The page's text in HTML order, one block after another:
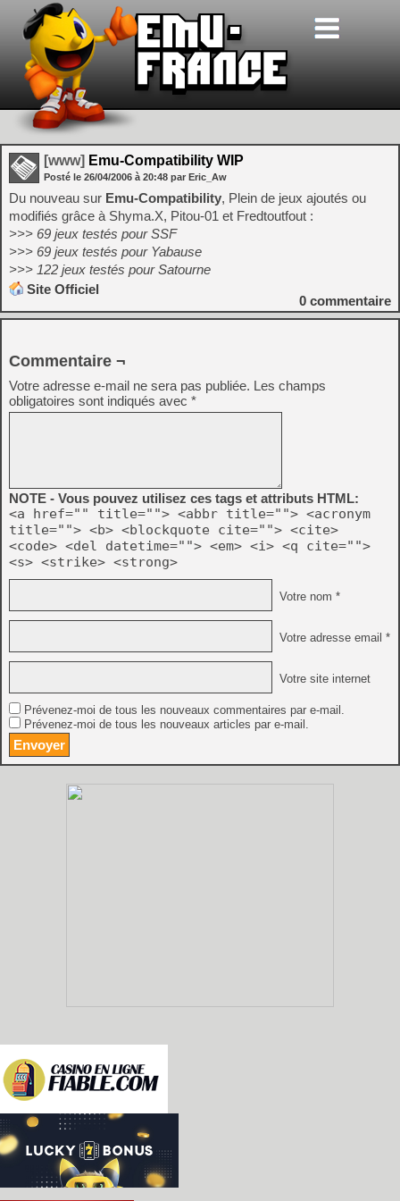
[www] Emu-Compatibility WIP
Posté le 26/04/2006 à 20:48 par Eric_Aw
Du nouveau sur Emu-Compatibility, Plein de jeux ajoutés ou
modifiés grâce à Shyma.X, Pitou-01 et Fredtoutfout :
>>> 69 jeux testés pour SSF
>>> 69 jeux testés pour Yabause
>>> 122 jeux testés pour Satourne
Site Officiel
0 commentaire
Commentaire ¬
Votre adresse e-mail ne sera pas publiée. Les champs
obligatoires sont indiqués avec *
NOTE - Vous pouvez utilisez ces tags et attributs HTML:
<a href="" title=""> <abbr title=""> <acronym
title=""> <b> <blockquote cite=""> <cite>
<code> <del datetime=""> <em> <i> <q cite="">
<s> <strike> <strong>
Votre nom *
Votre adresse email *
Votre site internet
Prévenez-moi de tous les nouveaux commentaires par e-mail.
Prévenez-moi de tous les nouveaux articles par e-mail.